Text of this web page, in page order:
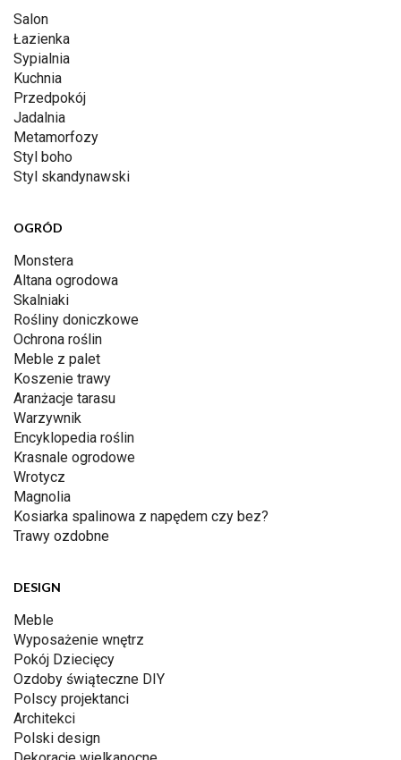
Salon
Łazienka
Sypialnia
Kuchnia
Przedpokój
Jadalnia
Metamorfozy
Styl boho
Styl skandynawski
OGRÓD
Monstera
Altana ogrodowa
Skalniaki
Rośliny doniczkowe
Ochrona roślin
Meble z palet
Koszenie trawy
Aranżacje tarasu
Warzywnik
Encyklopedia roślin
Krasnale ogrodowe
Wrotycz
Magnolia
Kosiarka spalinowa z napędem czy bez?
Trawy ozdobne
DESIGN
Meble
Wyposażenie wnętrz
Pokój Dziecięcy
Ozdoby świąteczne DIY
Polscy projektanci
Architekci
Polski design